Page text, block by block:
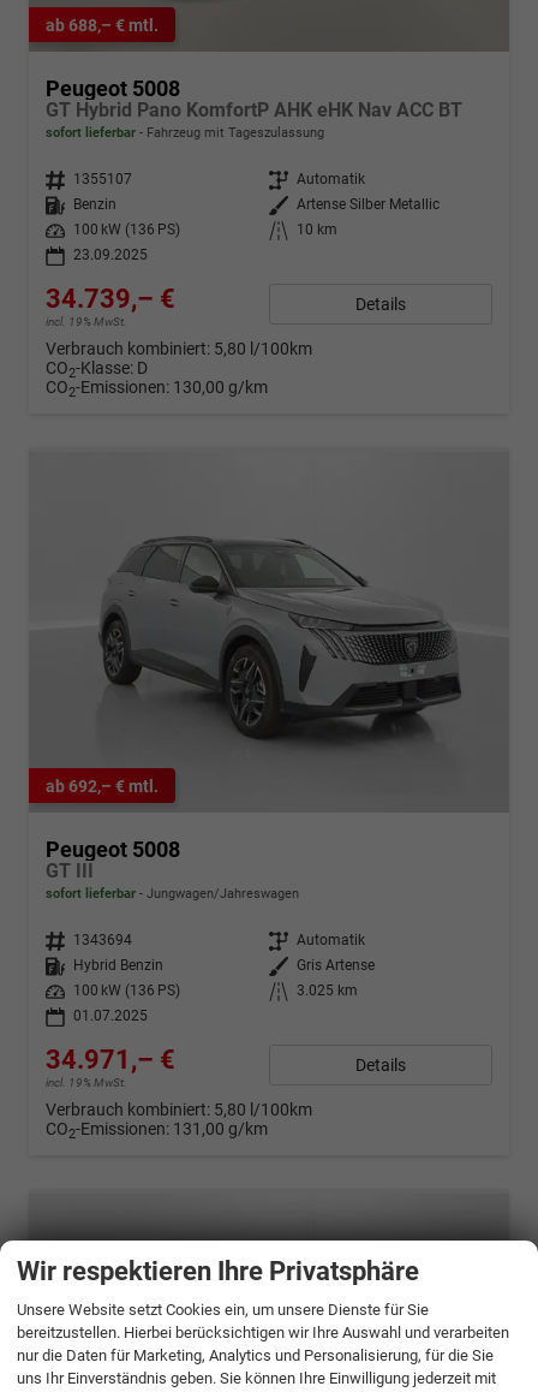
ab 688,– € mtl.
Peugeot 5008
GT Hybrid Pano KomfortP AHK eHK Nav ACC BT
sofort lieferbar Fahrzeug mit Tageszulassung
Fahrzeugnr. 1355107 Getriebe Automatik
Kraftstoff
Benzin Außenfarbe Artense Silber Metallic
Leistung
100 kW (136 PS) Kilometerstand
10 km
23.09.2025
34.739,– €
incl. 19% MwSt.
Details
Verbrauch kombiniert: 5,80 l/100km
CO2-Klasse: D
CO2-Emissionen: 130,00 g/km
ab 692,– € mtl.
Peugeot 5008
GT III
sofort lieferbar Jungwagen/Jahreswagen
Fahrzeugnr. 1343694 Getriebe Automatik
Kraftstoff
Hybrid Benzin Außenfarbe
Gris Artense
Leistung
100 kW (136 PS) Kilometerstand
3.025 km
01.07.2025
34.971,– €
incl. 19% MwSt.
Details
Verbrauch kombiniert: 5,80 l/100km
CO2-Emissionen: 131,00 g/km
Wir respektieren Ihre Privatsphäre
Unsere Website setzt Cookies ein, um unsere Dienste für Sie
bereitzustellen. Hierbei berücksichtigen wir Ihre Auswahl und verarbeiten
nur die Daten für Marketing, Analytics und Personalisierung, für die Sie
uns Ihr Einverständnis geben. Sie können Ihre Einwilligung jederzeit mit